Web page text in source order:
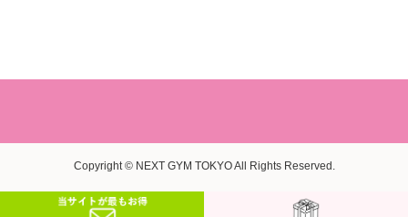
Copyright © NEXT GYM TOKYO All Rights Reserved.